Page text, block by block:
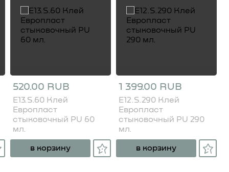
520.00 RUB
E13.S.60 Клей
Европласт
стыковочный PU 60
мл.
в корзину
1 399.00 RUB
E12.S.290 Клей
Европласт
стыковочный PU 290
мл.
в корзину